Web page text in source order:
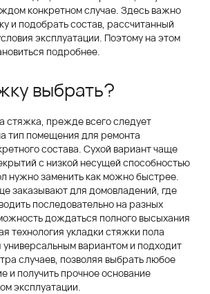
конкретном случае. Здесь важно
и подобрать состав, рассчитанный
эксплуатации. Поэтому на этом
подробнее.
выбрать?
стяжка, прежде всего следует
тип помещения для ремонта
состава. Сухой вариант чаще
с низкой несущей способностью
нужно заменить как можно быстрее.
заказывают для домовладений, где
последовательно на разных
дождаться полного высыхания
технология укладки стяжки пола
универсальным вариантом и подходит
случаев, позволяя выбрать любое
и получить прочное основание
эксплуатации.